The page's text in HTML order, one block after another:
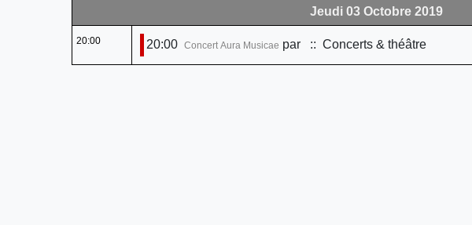
Jeudi 03 Octobre 2019
20:00 20:00 Concert Aura Musicae par :: Concerts & théâtre